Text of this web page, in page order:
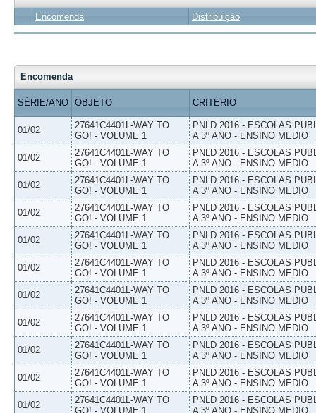
Encomenda Distribuição
Encomenda
SÉRIE/ANO OBJETO CRITÉRIO
01/02
27641C4401L-WAY TO
GO! - VOLUME 1
PNLD 2016 - ESCOLAS
A 3º ANO - ENSINO MEDIO
01/02
27641C4401L-WAY TO
GO! - VOLUME 1
PNLD 2016 - ESCOLAS
A 3º ANO - ENSINO MEDIO
01/02
27641C4401L-WAY TO
GO! - VOLUME 1
PNLD 2016 - ESCOLAS
A 3º ANO - ENSINO MEDIO
01/02
27641C4401L-WAY TO
GO! - VOLUME 1
PNLD 2016 - ESCOLAS
A 3º ANO - ENSINO MEDIO
01/02
27641C4401L-WAY TO
GO! - VOLUME 1
PNLD 2016 - ESCOLAS
A 3º ANO - ENSINO MEDIO
01/02
27641C4401L-WAY TO
GO! - VOLUME 1
PNLD 2016 - ESCOLAS
A 3º ANO - ENSINO MEDIO
01/02
27641C4401L-WAY TO
GO! - VOLUME 1
PNLD 2016 - ESCOLAS
A 3º ANO - ENSINO MEDIO
01/02
27641C4401L-WAY TO
GO! - VOLUME 1
PNLD 2016 - ESCOLAS
A 3º ANO - ENSINO MEDIO
01/02
27641C4401L-WAY TO
GO! - VOLUME 1
PNLD 2016 - ESCOLAS
A 3º ANO - ENSINO MEDIO
01/02
27641C4401L-WAY TO
GO! - VOLUME 1
PNLD 2016 - ESCOLAS
A 3º ANO - ENSINO MEDIO
01/02
27641C4401L-WAY TO
GO! - VOLUME 1
PNLD 2016 - ESCOLAS
A 3º ANO - ENSINO MEDIO